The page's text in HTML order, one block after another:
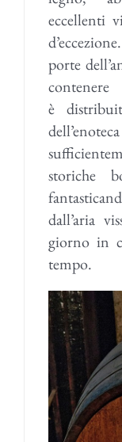
eccellenti
porte
è
storiche
dall’aria
giorno in
tempo.